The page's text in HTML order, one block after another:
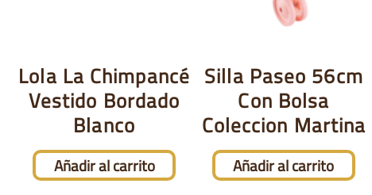
Lola La Chimpancé
Vestido Bordado
Blanco
Añadir al carrito
Silla Paseo 56cm
Con Bolsa
Coleccion Martina
Añadir al carrito